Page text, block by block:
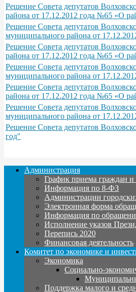
Решение Совета депутатов
района от 17.12.2012 года №65 «О
Решение Совета депутатов
муниципального района от
Решение Совета депутатов
района от 17.12.2012 года №65 «О
Решение Совета депутатов
муниципального района от
Решение Совета депутатов
района от 17.12.2012 года №65 «О
Решение Совета депутатов
муниципального района от
Решение Совета депутатов
год"
Администрация
График приема граждан
Информация по 8-ФЗ
Администрации
Электронная форма
Информация по
Исполнение указов
Перепись 2020
Финансовая деятельность
Комитет по экономике и
Экономика
Социально-
Поддержка малого и